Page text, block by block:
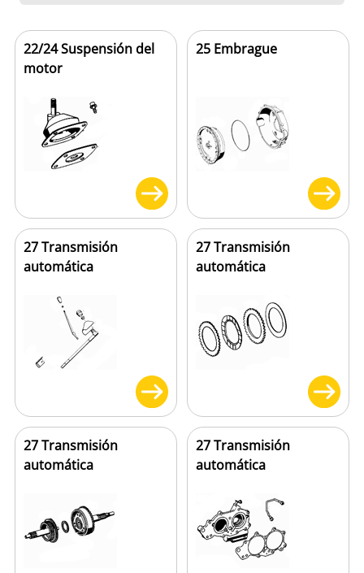
22/24 Suspensión del
motor
25 Embrague
27 Transmisión
automática
27 Transmisión
automática
27 Transmisión
automática
27 Transmisión
automática